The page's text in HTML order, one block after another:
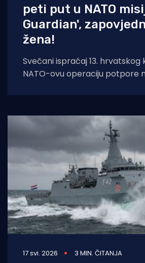
peti put u NATO
Guardian',
žena!
Svečani ispraćaj 13.
NATO-ovu operaciju potpore
17 svi. 2026 3 MIN. ČITANJA